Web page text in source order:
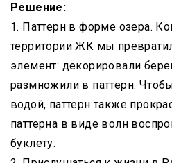
Решение:
1. Паттерн в форме озера.
территории ЖК мы
элемент: декорировали
размножили в паттерн.
водой, паттерн также
паттерна в виде волн
буклету.